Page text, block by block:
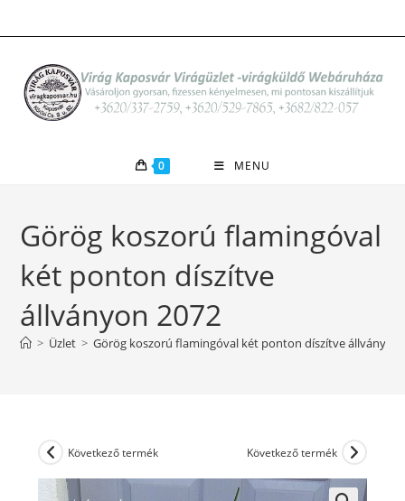
to
0 MENU
Görög koszorú flamingóval
két ponton díszítve
állványon 2072
> Üzlet > Görög koszorú flamingóval két ponton díszítve állványon
Következő termék Következő termék